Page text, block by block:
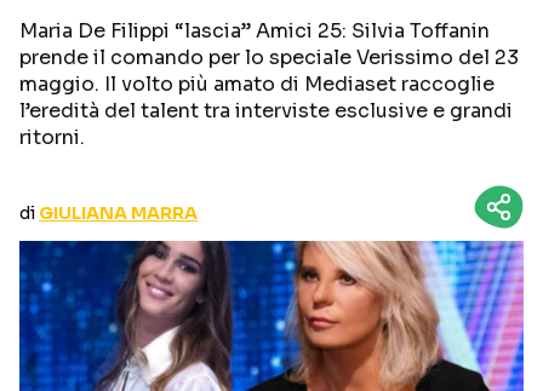
NOTIZIE
CURIOSITÀ
RECENSIONI
TRAILER
BOX OFFICE
Seguici sui social
Maria De Filippi “lascia” Amici 25: Silvia Toffanin
prende il comando per lo speciale Verissimo del 23
maggio. Il volto più amato di Mediaset raccoglie
l’eredità del talent tra interviste esclusive e grandi
ritorni.
di GIULIANA MARRA